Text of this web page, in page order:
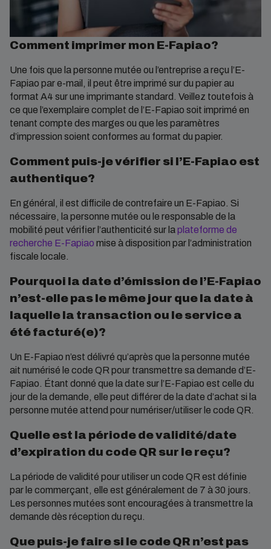
Comment imprimer mon E-Fapiao?
Une fois que la personne mutée ou l’entreprise a reçu l’E-
Fapiao par e-mail, il peut être imprimé sur du papier au
format A4 sur une imprimante standard. Veillez toutefois à
ce que l’exemplaire complet de l’E-Fapiao soit imprimé en
tenant compte des marges ou que les paramètres
d’impression soient conformes au format du papier.
Comment puis-je vérifier si l’E-Fapiao est
authentique?
En général, il est difficile de contrefaire un E-Fapiao. Si
nécessaire, la personne mutée ou le responsable de la
mobilité peut vérifier l’authenticité sur laplateforme de
recherche E-Fapiao mise à disposition par l’administration
fiscale locale.
Pourquoi la date d’émission de l’E-Fapiao
n’est-elle pas le même jour que la date à
laquelle la transaction ou le service a
été facturé(e)?
Un E-Fapiao n’est délivré qu’après que la personne mutée
ait numérisé le code QR pour transmettre sa demande d’E-
Fapiao. Étant donné que la date sur l’E-Fapiao est celle du
jour de la demande, elle peut différer de la date d’achat si la
personne mutée attend pour numériser/utiliser le code QR.
Quelle est la période de validité/date
d’expiration du code QR sur le reçu?
La période de validité pour utiliser un code QR est définie
par le commerçant, elle est généralement de 7 à 30 jours.
Les personnes mutées sont encouragées à transmettre la
demande dès réception du reçu.
Que puis-je faire si le code QR n’est pas